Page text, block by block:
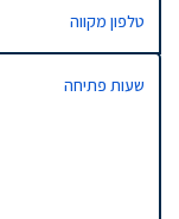
טלפון מקווה
שעות פתיחה